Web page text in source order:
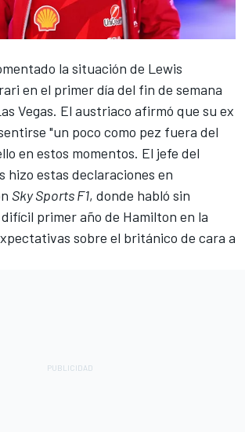
la situación de Lewis
en el primer día del fin de semana
Vegas. El austriaco afirmó que su ex
"un poco como pez fuera del
en estos momentos. El jefe del
hizo estas declaraciones en
Sky Sports F1, donde habló sin
primer año de Hamilton en la
sobre el británico de cara a